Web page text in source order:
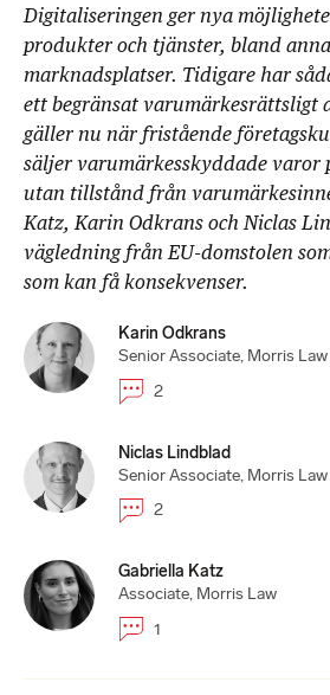
Digitaliseringen ger nya
produkter och tjänster, bland
marknadsplatser. Tidigare har
ett begränsat varumärkesrättsligt
gäller nu när fristående
säljer varumärkesskyddade varor
utan tillstånd från
Katz, Karin Odkrans och Niclas
vägledning från EU-domstolen
som kan få konsekvenser.
Karin Odkrans
Senior Associate, Morris Law
2
Niclas Lindblad
Senior Associate, Morris Law
2
Gabriella Katz
Associate, Morris Law
1